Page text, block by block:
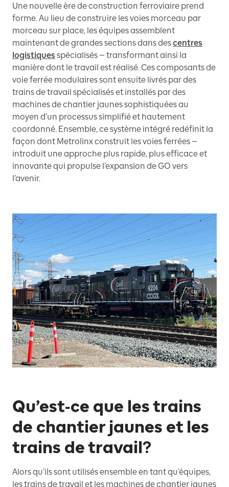
Une nouvelle ère de construction ferroviaire prend
forme. Au lieu de construire les voies morceau par
morceau sur place, les équipes assemblent
maintenant de grandes sections dans descentres
logistiques spécialisés — transformant ainsi la
manière dont le travail est réalisé. Ces composants de
voie ferrée modulaires sont ensuite livrés par des
trains de travail spécialisés et installés par des
machines de chantier jaunes sophistiquées au
moyen d’un processus simplifié et hautement
coordonné. Ensemble, ce système intégré redéfinit la
façon dont Metrolinx construit les voies ferrées —
introduit une approche plus rapide, plus efficace et
innovante qui propulse l’expansion de GO vers
l’avenir.
Qu’est‑ce que les trains
de chantier jaunes et les
trains de travail?
Alors qu’ils sont utilisés ensemble en tant qu’équipes,
les trains de travail et les machines de chantier jaunes